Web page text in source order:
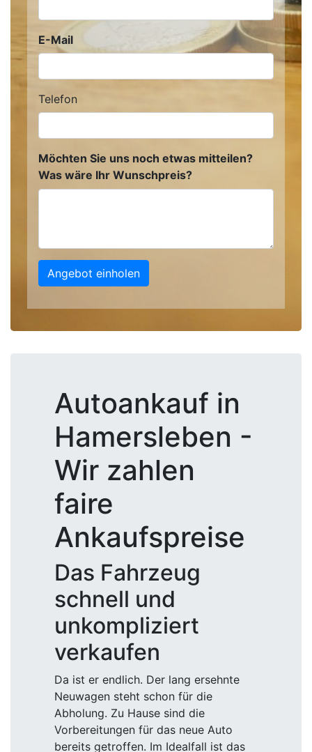
E-Mail
Telefon
Möchten Sie uns noch etwas mitteilen?
Was wäre Ihr Wunschpreis?
Angebot einholen
Autoankauf in
Hamersleben -
Wir zahlen
faire
Ankaufspreise
Das Fahrzeug
schnell und
unkompliziert
verkaufen
Da ist er endlich. Der lang ersehnte
Neuwagen steht schon für die
Abholung. Zu Hause sind die
Vorbereitungen für das neue Auto
bereits getroffen. Im Idealfall ist das